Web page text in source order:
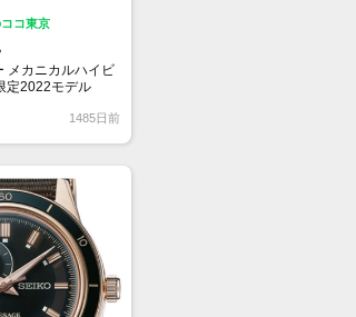
コ東京
メカニカルハイビ
定2022モデル
越 本館1階 ザ・ス
ムアイカードの
たします。
1485日前